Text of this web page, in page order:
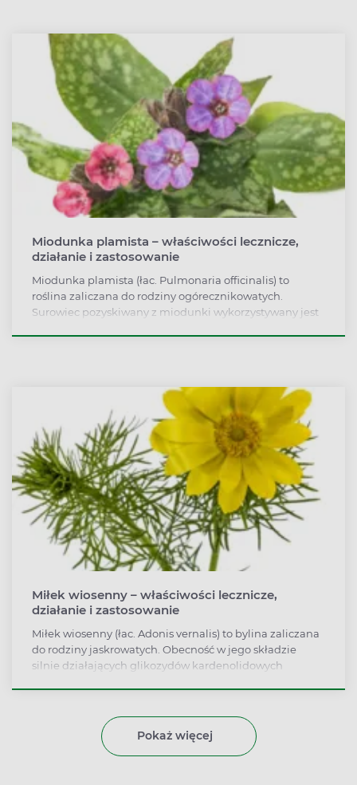
Miodunka plamista – właściwości lecznicze,
działanie i zastosowanie
Miodunka plamista (łac. Pulmonaria officinalis) to
roślina zaliczana do rodziny ogórecznikowatych.
Surowiec pozyskiwany z miodunki wykorzystywany jest
moczowego. Obecnie trwają badania kliniczne nad
zastosowaniem ekstraktów z miodunki plamistej w
leczeniu chorób neurodegeneracyjnych, w tym choroby
Alzheimera i Parkinsona.
Miłek wiosenny – właściwości lecznicze,
działanie i zastosowanie
Miłek wiosenny (łac. Adonis vernalis) to bylina zaliczana
do rodziny jaskrowatych. Obecność w jego składzie
silnie działających glikozydów kardenolidowych
zdolności trujące. Miłek wiosenny znalazł zastosowanie
przede wszystkim w leczeniu chorób układu sercowo-
Pokaż więcej